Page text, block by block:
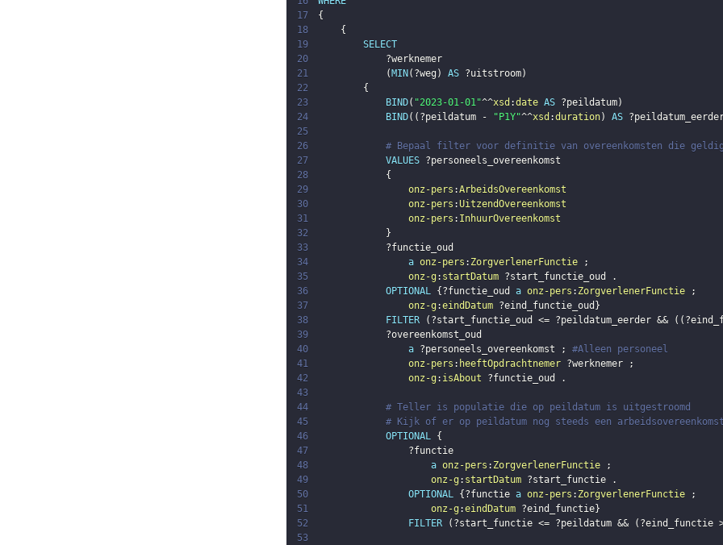
17
{
18
{
19
SELECT
20
?werknemer
21
( MIN ( ?weg ) AS ?uitstroom)
22
{
23
BIND( "2023-01-01"^^xsd :date AS ?peildatum)
24
BIND( ( ?peildatum - "P1Y"^^xsd :duration) AS
25
26
# Bepaal filter voor definitie van overeenkomsten die
27
VALUES ?personeels_overeenkomst
28
{
29
onz-pers :ArbeidsOvereenkomst
30
onz-pers :UitzendOvereenkomst
31
onz-pers : InhuurOvereenkomst
32
}
33
?functie_oud
34
a onz-pers : ZorgverlenerFunctie
;
35
onz-g : startDatum ?start_functie_oud
.
36
OPTIONAL { ?functie_oud a onz-pers : ZorgverlenerFunctie
;
37
onz-g :eindDatum ?eind_functie_oud }
38
FILTER ( ?start_functie_oud <= ?peildatum_eerder && ( (
39
?overeenkomst_oud
40
a ?personeels_overeenkomst ;
#Alleen personeel
41
onz-pers : heeftOpdrachtnemer ?werknemer
;
42
onz-g : isAbout ?functie_oud
.
43
44
# Teller is populatie die op peildatum is uitgestroomd
45
# Kijk of er op peildatum nog steeds een
46
OPTIONAL {
47
?functie
48
a onz-pers : ZorgverlenerFunctie
;
49
onz-g : startDatum ?start_functie
.
50
OPTIONAL { ?functie a onz-pers : ZorgverlenerFunctie
;
51
onz-g :eindDatum ?eind_functie}
52
FILTER ( ?start_functie <= ?peildatum && ( ?eind_functie
53